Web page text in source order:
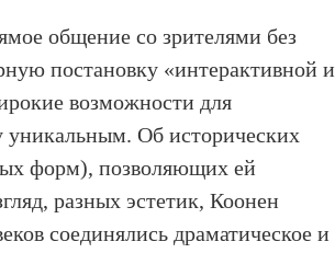
общение со зрителями без
постановку «интерактивной и
возможности для
Об исторических
форм), позволяющих ей
разных эстетик, Коонен
соединялись драматическое и